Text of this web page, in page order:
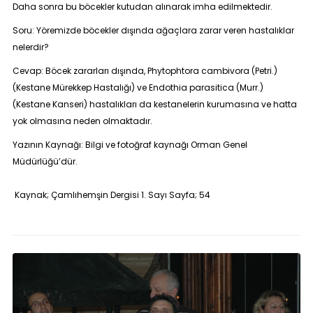
Daha sonra bu böcekler kutudan alınarak imha edilmektedir.
Soru: Yöremizde böcekler dışında ağaçlara zarar veren hastalıklar
nelerdir?
Cevap: Böcek zararları dışında, Phytophtora cambivora (Petri.)
(Kestane Mürekkep Hastalığı) ve Endothia parasitica (Murr.)
(Kestane Kanseri) hastalıkları da kestanelerin kurumasına ve hatta
yok olmasına neden olmaktadır.
Yazının Kaynağı: Bilgi ve fotoğraf kaynağı Orman Genel
Müdürlüğü’dür.
Kaynak; Çamlıhemşin Dergisi 1. Sayı Sayfa; 54